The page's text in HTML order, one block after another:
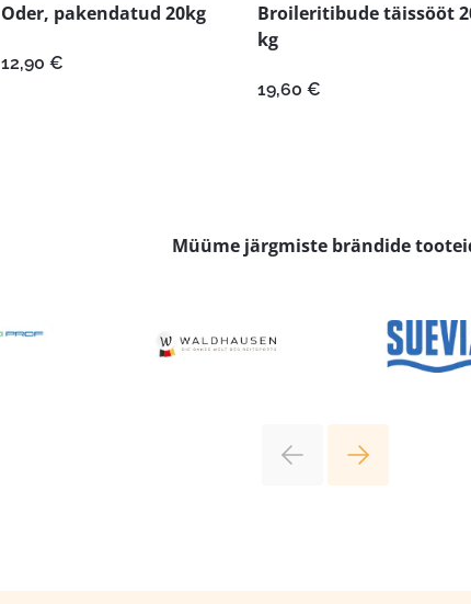
Oder, pakendatud 20kg
12,90 €
Broileritibude täissööt
kg
19,60 €
Müüme järgmiste brändide